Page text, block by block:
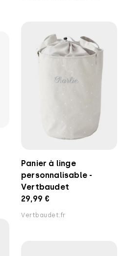
Panier à linge
personnalisable -
Vertbaudet
29,99 €
Vertbaudet.fr